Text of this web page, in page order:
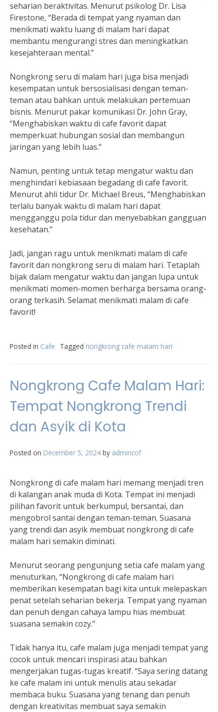
seharian beraktivitas. Menurut psikolog Dr. Lisa
Firestone, “Berada di tempat yang nyaman dan
menikmati waktu luang di malam hari dapat
membantu mengurangi stres dan meningkatkan
kesejahteraan mental.”
Nongkrong seru di malam hari juga bisa menjadi
kesempatan untuk bersosialisasi dengan teman-
teman atau bahkan untuk melakukan pertemuan
bisnis. Menurut pakar komunikasi Dr. John Gray,
“Menghabiskan waktu di cafe favorit dapat
memperkuat hubungan sosial dan membangun
jaringan yang lebih luas.”
Namun, penting untuk tetap mengatur waktu dan
menghindari kebiasaan begadang di cafe favorit.
Menurut ahli tidur Dr. Michael Breus, “Menghabiskan
terlalu banyak waktu di malam hari dapat
mengganggu pola tidur dan menyebabkan gangguan
kesehatan.”
Jadi, jangan ragu untuk menikmati malam di cafe
favorit dan nongkrong seru di malam hari. Tetaplah
bijak dalam mengatur waktu dan jangan lupa untuk
menikmati momen-momen berharga bersama orang-
orang terkasih. Selamat menikmati malam di cafe
favorit!
Posted in Cafe Tagged nongkrong cafe malam hari
Nongkrong Cafe Malam Hari:
Tempat Nongkrong Trendi
dan Asyik di Kota
Posted on December 5, 2024 by admincof
Nongkrong di cafe malam hari memang menjadi tren
di kalangan anak muda di Kota. Tempat ini menjadi
pilihan favorit untuk berkumpul, bersantai, dan
mengobrol santai dengan teman-teman. Suasana
yang trendi dan asyik membuat nongkrong di cafe
malam hari semakin diminati.
Menurut seorang pengunjung setia cafe malam yang
menuturkan, “Nongkrong di cafe malam hari
memberikan kesempatan bagi kita untuk melepaskan
penat setelah seharian bekerja. Tempat yang nyaman
dan penuh dengan cahaya lampu hias membuat
suasana semakin cozy.”
Tidak hanya itu, cafe malam juga menjadi tempat yang
cocok untuk mencari inspirasi atau bahkan
mengerjakan tugas-tugas kreatif. “Saya sering datang
ke cafe malam ini untuk menulis atau sekadar
membaca buku. Suasana yang tenang dan penuh
dengan kreativitas membuat saya semakin